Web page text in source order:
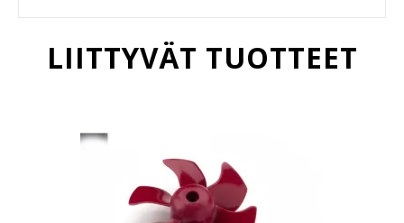
LIITTYVÄT TUOTTEET